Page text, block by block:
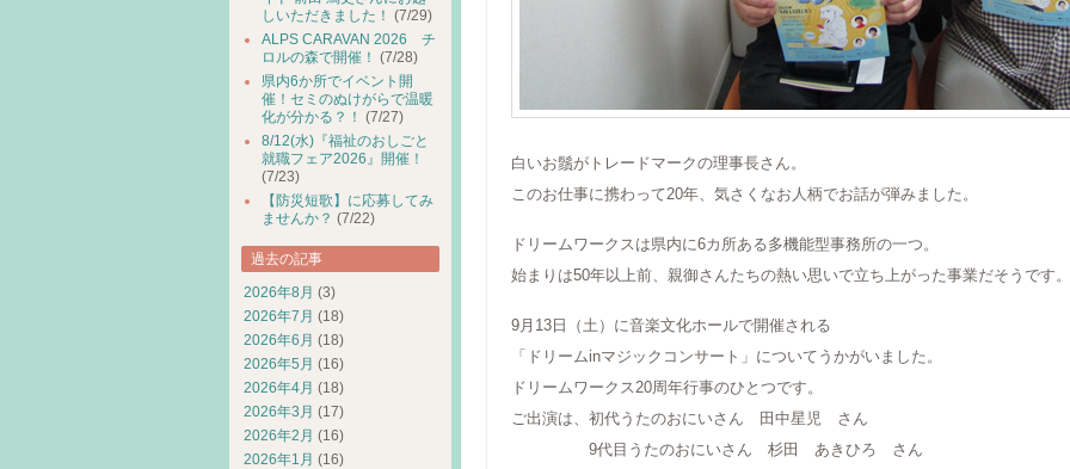
白いお鬚がトレードマークの理事長さん。
このお仕事に携わって20年、気さくなお人柄でお話が弾みました。
ドリームワークスは県内に6カ所ある多機能型事務所の一つ。
始まりは50年以上前、親御さんたちの熱い思いで立ち上がった事業だそうです。
9月13日（土）に音楽文化ホールで開催される
「ドリームinマジックコンサート」についてうかがいました。
ドリームワークス20周年行事のひとつです。
ご出演は、初代うたのおにいさん 田中星児 さん
9代目うたのおにいさん 杉田 あきひろ さん
しいただきました！ (7/29)
ALPS CARAVAN 2026 チ
ロルの森で開催！ (7/28)
県内6か所でイベント開
催！セミのぬけがらで温暖
化が分かる？！ (7/27)
8/12(水)『福祉のおしごと
就職フェア2026』開催！
(7/23)
【防災短歌】に応募してみ
ませんか？ (7/22)
過去の記事
2026年8月 (3)
2026年7月 (18)
2026年6月 (18)
2026年5月 (16)
2026年4月 (18)
2026年3月 (17)
2026年2月 (16)
2026年1月 (16)